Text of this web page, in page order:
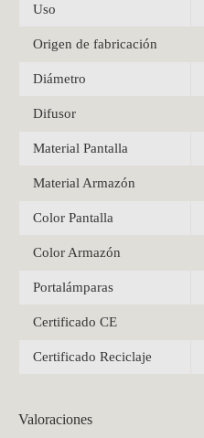
Uso
Origen de fabricación
Diámetro
Difusor
Material Pantalla
Material Armazón
Color Pantalla
Color Armazón
Portalámparas
Certificado CE
Certificado Reciclaje
Valoraciones